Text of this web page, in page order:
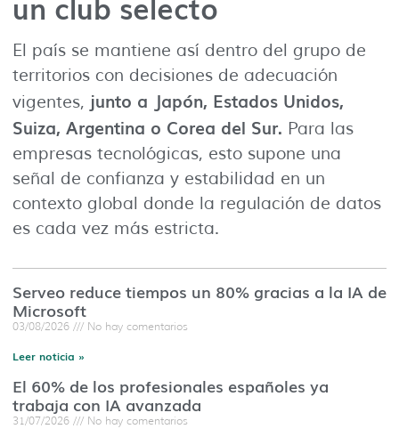
El país se mantiene así dentro del grupo de
territorios con decisiones de adecuación
vigentes, junto a Japón, Estados Unidos,
Suiza, Argentina o Corea del Sur. Para las
empresas tecnológicas, esto supone una
señal de confianza y estabilidad en un
contexto global donde la regulación de datos
es cada vez más estricta.
Serveo reduce tiempos un 80% gracias a la IA de
Microsoft
03/08/2026 No hay comentarios
Leer noticia »
El 60% de los profesionales españoles ya
trabaja con IA avanzada
31/07/2026 No hay comentarios